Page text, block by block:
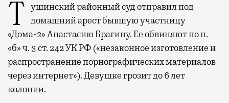
Тушинский районный суд отправил под домашний арест бывшую участницу
«Дома-2» Анастасию Брагину. Ее обвиняют по п.
«б» ч. 3 ст. 242 УК РФ («незаконное изготовление и
распространение порнографических материалов
через интернет»). Девушке грозит до 6 лет
колонии.